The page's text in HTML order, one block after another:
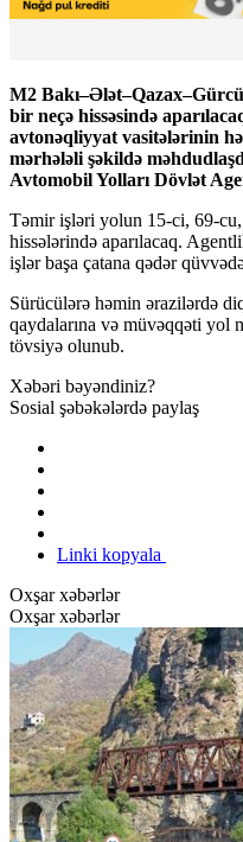
M2
bir neçə hissəsində
avtonəqliyyat vasitələrinin
mərhələli şəkildə
Avtomobil Yolları Dövlət
Təmir işləri yolun 15-ci, 69-
hissələrində aparılacaq.
işlər başa çatana qədər
Sürücülərə həmin ərazilərdə
qaydalarına və müvəqqəti yol
tövsiyə olunub.
Xəbəri bəyəndiniz?
Sosial şəbəkələrdə paylaş
Linki kopyala
Oxşar xəbərlər
Oxşar xəbərlər